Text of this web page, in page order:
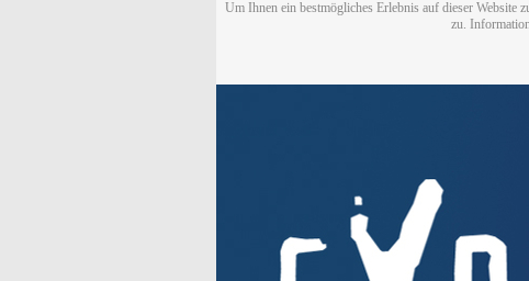
Um Ihnen ein bestmögliches Erlebnis auf dieser
zu.